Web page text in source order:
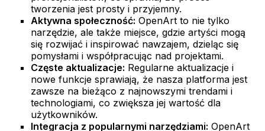
tworzenia jest prosty i przyjemny.
Aktywna społeczność: OpenArt to nie tylko
narzędzie, ale także miejsce, gdzie artyści mogą
się rozwijać i inspirować nawzajem, dzieląc się
pomysłami i współpracując nad projektami.
Częste aktualizacje: Regularne aktualizacje i
nowe funkcje sprawiają, że nasza platforma jest
zawsze na bieżąco z najnowszymi trendami i
technologiami, co zwiększa jej wartość dla
użytkowników.
Integracja z popularnymi narzędziami: OpenArt